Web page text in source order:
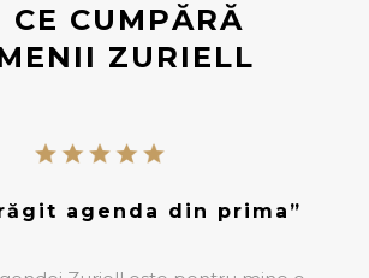
CE CUMPĂRĂ
ZURIELL
agenda din prima”